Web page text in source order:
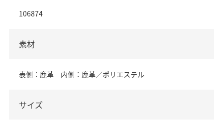
106874
素材
表側：鹿革 内側：鹿革／ポリエステル
サイズ